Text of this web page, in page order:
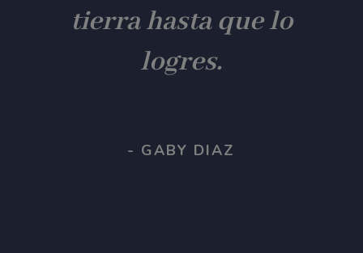
tierra hasta que lo
logres.
- GABY DIAZ